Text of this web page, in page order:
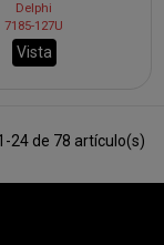
Delphi
7185-127U
Vista
24 de 78 artículo(s)